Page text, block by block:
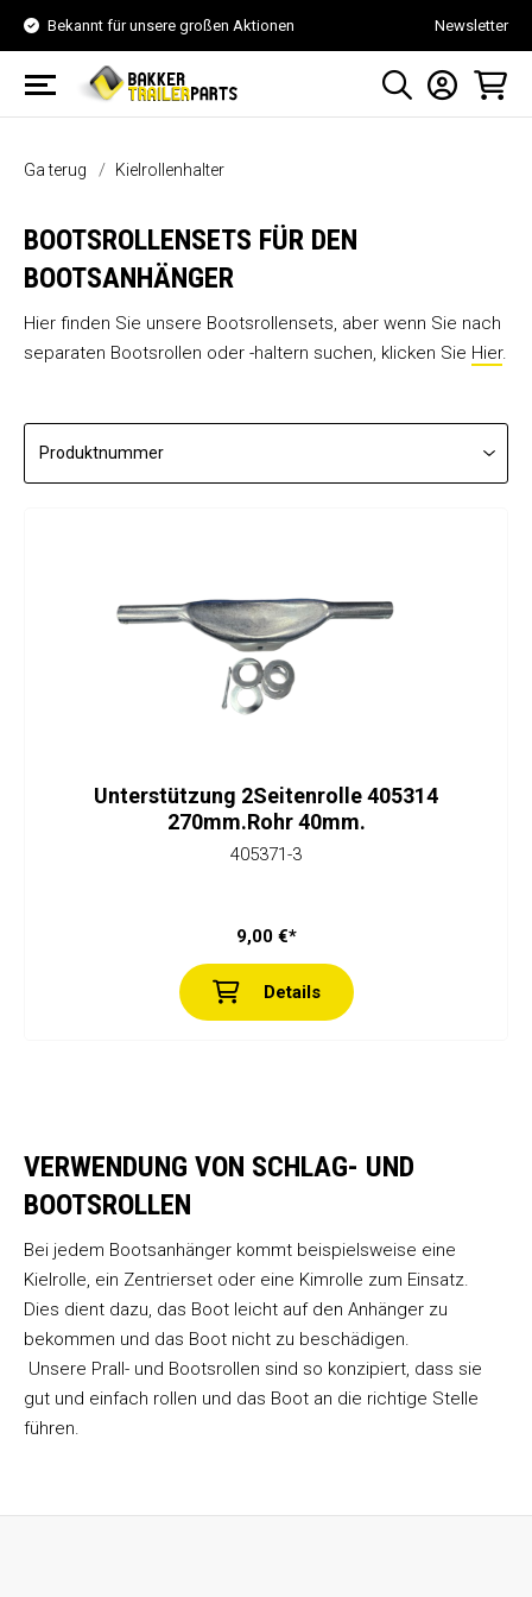
Bekannt für unsere großen Aktionen Newsletter
Ga terug Kielrollenhalter
BOOTSROLLENSETS FÜR DEN
BOOTSANHÄNGER
Hier finden Sie unsere Bootsrollensets, aber wenn Sie nach
separaten Bootsrollen oder -haltern suchen, klicken Sie Hier.
Unterstützung 2Seitenrolle 405314
270mm.Rohr 40mm.
405371-3
9,00 €*
Details
VERWENDUNG VON SCHLAG- UND
BOOTSROLLEN
Bei jedem Bootsanhänger kommt beispielsweise eine
Kielrolle, ein Zentrierset oder eine Kimrolle zum Einsatz.
Dies dient dazu, das Boot leicht auf den Anhänger zu
bekommen und das Boot nicht zu beschädigen.
Unsere Prall- und Bootsrollen sind so konzipiert, dass sie
gut und einfach rollen und das Boot an die richtige Stelle
führen.